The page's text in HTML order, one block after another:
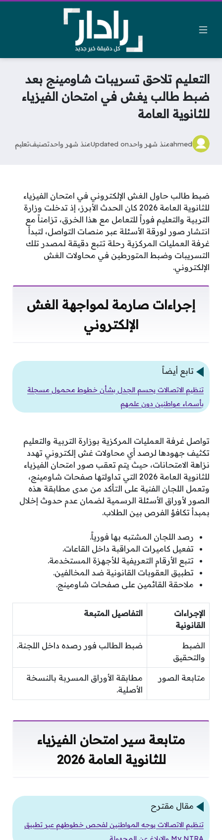
التعليم تلاحق تسريبات شاومينج بعد
ضبط طالب يغش في امتحان الفيزياء
للثانوية العامة
ahmedمنذ شهر واحدUpdated onمنذ شهر واحدتصنيفتعليم
ضبط طالب حاول الغش الإلكتروني في امتحان الفيزياء
للثانوية العامة 2026 كان الحدث الأبرز، إذ تدخلت وزارة
التربية والتعليم فوراً للتعامل مع هذا الخرق، تزامناً مع
انتشار صور لورقة الأسئلة عبر منصات التواصل، لتبدأ
غرفة العمليات المركزية رحلة تتبع دقيقة لمصدر تلك
التسريبات وضبط المتورطين في محاولات الغش
الإلكتروني.
إجراءات صارمة لمواجهة الغش
الإلكتروني
تابع أيضاً
تنظيم الاتصالات يحسم الجدل بشأن خطوط محمول مسجلة
بأسماء مواطنين دون علمهم
تواصل غرفة العمليات المركزية بوزارة التربية والتعليم
تكثيف جهودها لرصد أي محاولات غش إلكتروني تهدد
نزاهة الامتحانات، حيث يتم تعقب صور امتحان الفيزياء
للثانوية العامة 2026 التي تداولتها صفحات شاومينج،
وتعمل اللجان الفنية على التأكد من مدى مطابقة هذه
الصور لأوراق الأسئلة الرسمية لضمان عدم حدوث إخلال
بمبدأ تكافؤ الفرص بين الطلاب.
رصد اللجان المشتبه بها فورياً.
تفعيل كاميرات المراقبة داخل القاعات.
تتبع الأرقام التعريفية للأجهزة المستخدمة.
تطبيق العقوبات القانونية ضد المخالفين.
ملاحقة القائمين على صفحات شاومينج.
الإجراءات
القانونية
التفاصيل المتبعة
الضبط
والتحقيق
ضبط الطالب فور رصده داخل اللجنة.
متابعة الصور
مطابقة الأوراق المسربة بالنسخة
الأصلية.
متابعة سير امتحان الفيزياء
للثانوية العامة 2026
مقال مقترح
تنظيم الاتصالات يوجه المواطنين لفحص خطوطهم عبر تطبيق